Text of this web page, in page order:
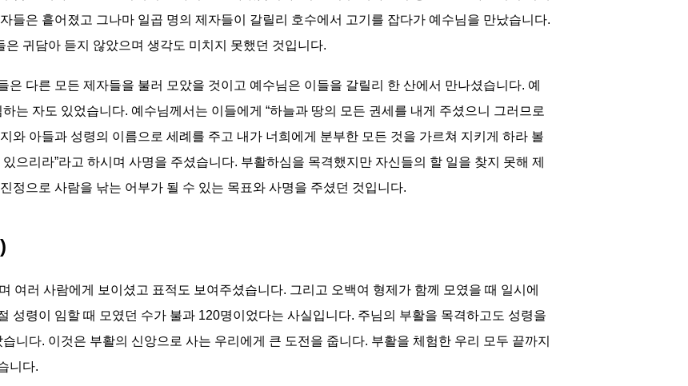
들은 흩어졌고 그나마 일곱 명의 제자들이 갈릴리 호수에서 고기를 잡다가 예수님을 만났습니다.
귀담아 듣지 않았으며 생각도 미치지 못했던 것입니다.
은 다른 모든 제자들을 불러 모았을 것이고 예수님은 이들을 갈릴리 한 산에서 만나셨습니다. 예
는 자도 있었습니다. 예수님께서는 이들에게 “하늘과 땅의 모든 권세를 내게 주셨으니 그러므로
와 아들과 성령의 이름으로 세례를 주고 내가 너희에게 분부한 모든 것을 가르쳐 지키게 하라 볼
으리라”라고 하시며 사명을 주셨습니다. 부활하심을 목격했지만 자신들의 할 일을 찾지 못해 제
정으로 사람을 낚는 어부가 될 수 있는 목표와 사명을 주셨던 것입니다.
여러 사람에게 보이셨고 표적도 보여주셨습니다. 그리고 오백여 형제가 함께 모였을 때 일시에
성령이 임할 때 모였던 수가 불과 120명이었다는 사실입니다. 주님의 부활을 목격하고도 성령을
니다. 이것은 부활의 신앙으로 사는 우리에게 큰 도전을 줍니다. 부활을 체험한 우리 모두 끝까지
니다.